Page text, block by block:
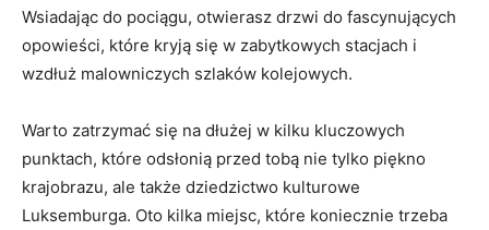
Wsiadając do pociągu, otwierasz drzwi do fascynujących
opowieści, które kryją się w zabytkowych stacjach ⁤i
⁣wzdłuż malowniczych szlaków kolejowych.
Warto zatrzymać się ⁣na dłużej ⁣w ​kilku kluczowych⁤
punktach, które odsłonią⁢ przed tobą nie⁢ tylko piękno
krajobrazu, ale także dziedzictwo kulturowe
Luksemburga. Oto kilka miejsc, które koniecznie trzeba